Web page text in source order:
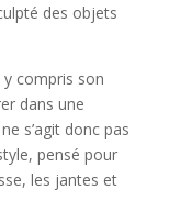
des objets
y compris son
dans une
s’agit donc pas
pensé pour
les jantes et